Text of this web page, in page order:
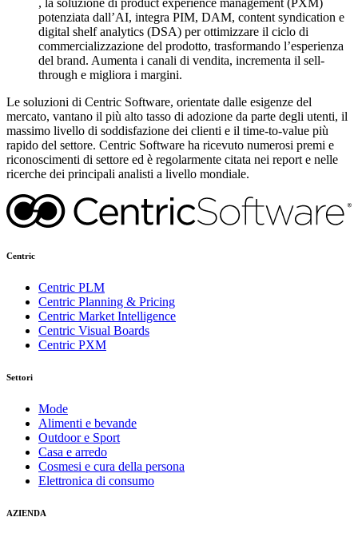
, la soluzione di product experience management (PXM)
potenziata dall’AI, integra PIM, DAM, content syndication e
digital shelf analytics (DSA) per ottimizzare il ciclo di
commercializzazione del prodotto, trasformando l’esperienza
del brand. Aumenta i canali di vendita, incrementa il sell-
through e migliora i margini.
Le soluzioni di Centric Software, orientate dalle esigenze del
mercato, vantano il più alto tasso di adozione da parte degli utenti, il
massimo livello di soddisfazione dei clienti e il time-to-value più
rapido del settore. Centric Software ha ricevuto numerosi premi e
riconoscimenti di settore ed è regolarmente citata nei report e nelle
ricerche dei principali analisti a livello mondiale.
Centric
Centric PLM
Centric Planning & Pricing
Centric Market Intelligence
Centric Visual Boards
Centric PXM
Settori
Mode
Alimenti e bevande
Outdoor e Sport
Casa e arredo
Cosmesi e cura della persona
Elettronica di consumo
AZIENDA